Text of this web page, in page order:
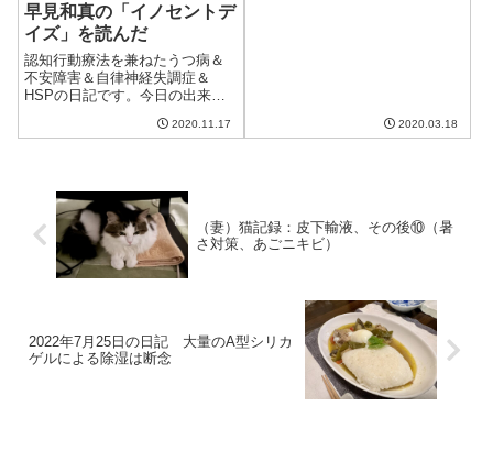
早見和真の「イノセントデ
イズ」を読んだ
認知行動療法を兼ねたうつ病＆
不安障害＆自律神経失調症＆
HSPの日記です。今日の出来事
温が20度を超える日が続き、こ
で、ありがたいと...
2020.11.17 2020.03.18
（妻）猫記録：皮下輸液、その後⑩（暑
さ対策、あごニキビ）
2022年7月25日の日記 大量のA型シリカ
ゲルによる除湿は断念